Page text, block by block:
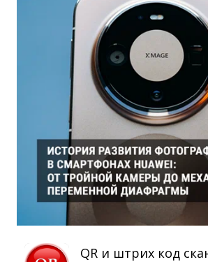
QR и штрих код